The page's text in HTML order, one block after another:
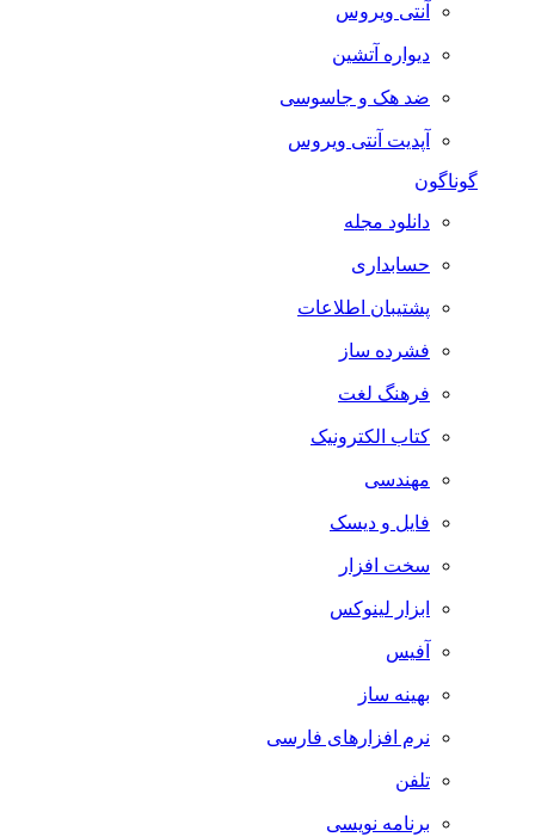
آنتی ویروس
دیواره آتشین
ضد هک و جاسوسی
آپدیت آنتی ویروس
گوناگون
دانلود مجله
حسابداری
پشتیبان اطلاعات
فشرده ساز
فرهنگ لغت
کتاب الکترونیک
مهندسی
فایل و دیسک
سخت افزار
ابزار لینوکس
آفیس
بهینه ساز
نرم افزارهای فارسی
تلفن
برنامه نویسی